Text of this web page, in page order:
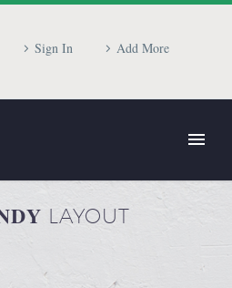
Sign In
Add More
LAYOUT